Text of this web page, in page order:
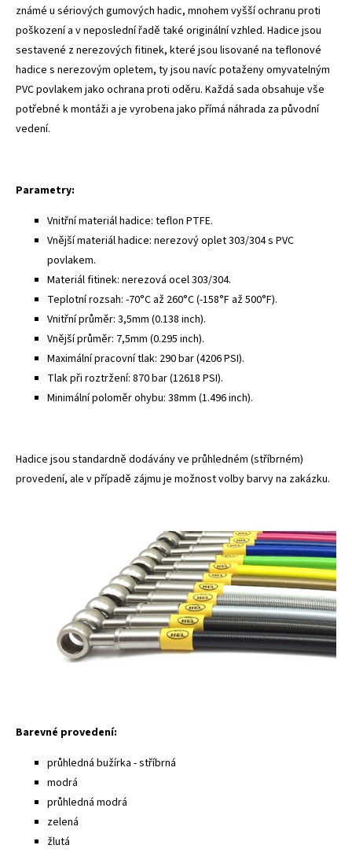
známé u sériových gumových hadic, mnohem vyšší ochranu proti
poškození a v neposlední řadě také originální vzhled. Hadice jsou
sestavené z nerezových fitinek, které jsou lisované na teflonové
hadice s nerezovým opletem, ty jsou navíc potaženy omyvatelným
PVC povlakem jako ochrana proti oděru. Každá sada obsahuje vše
potřebné k montáži a je vyrobena jako přímá náhrada za původní
vedení.
Parametry:
Vnitřní materiál hadice: teflon PTFE.
Vnější materiál hadice: nerezový oplet 303/304 s PVC
povlakem.
Materiál fitinek: nerezová ocel 303/304.
Teplotní rozsah: -70°C až 260°C (-158°F až 500°F).
Vnitřní průměr: 3,5mm (0.138 inch).
Vnější průměr: 7,5mm (0.295 inch).
Maximální pracovní tlak: 290 bar (4206 PSI).
Tlak při roztržení: 870 bar (12618 PSI).
Minimální poloměr ohybu: 38mm (1.496 inch).
Hadice jsou standardně dodávány ve průhledném (stříbrném)
provedení, ale v případě zájmu je možnost volby barvy na zakázku.
Barevné provedení:
průhledná bužírka - stříbrná
modrá
průhledná modrá
zelená
žlutá